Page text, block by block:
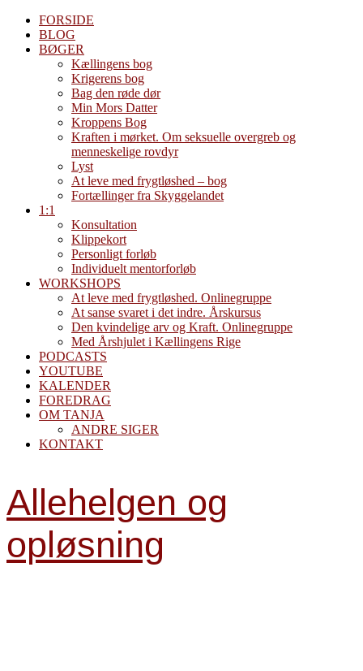
FORSIDE
BLOG
BØGER
Kællingens bog
Krigerens bog
Bag den røde dør
Min Mors Datter
Kroppens Bog
Kraften i mørket. Om seksuelle overgreb og
menneskelige rovdyr
Lyst
At leve med frygtløshed – bog
Fortællinger fra Skyggelandet
1:1
Konsultation
Klippekort
Personligt forløb
Individuelt mentorforløb
WORKSHOPS
At leve med frygtløshed. Onlinegruppe
At sanse svaret i det indre. Årskursus
Den kvindelige arv og Kraft. Onlinegruppe
Med Årshjulet i Kællingens Rige
PODCASTS
YOUTUBE
KALENDER
FOREDRAG
OM TANJA
ANDRE SIGER
KONTAKT
Allehelgen og
opløsning